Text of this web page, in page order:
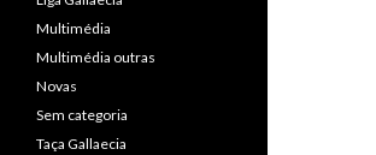
Multimédia
Multimédia outras
Novas
Sem categoria
Taça Gallaecia